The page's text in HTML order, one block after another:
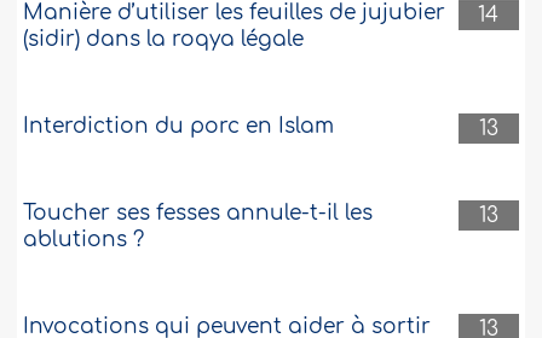
14
Manière d’utiliser les feuilles de jujubier
(sidir) dans la roqya légale
13
Interdiction du porc en Islam
13
Toucher ses fesses annule-t-il les
ablutions ?
13
Invocations qui peuvent aider à sortir